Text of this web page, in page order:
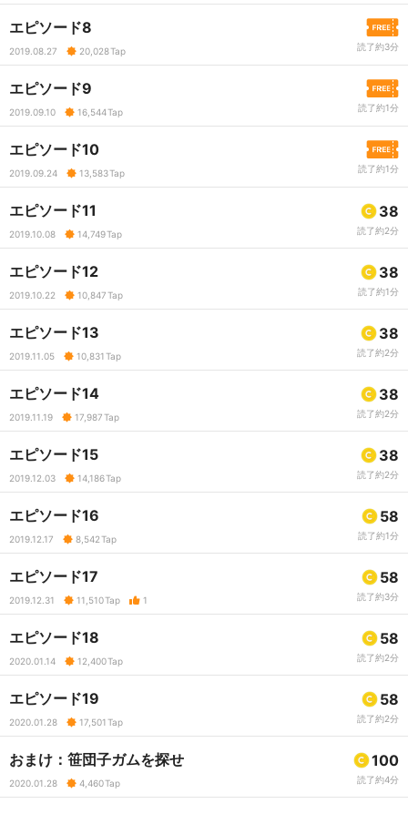
エピソード8
2019.08.27 20,028Tap 読了約3分
エピソード9
2019.09.10 16,544Tap 読了約1分
エピソード10
2019.09.24 13,583Tap 読了約1分
エピソード11
2019.10.08 14,749Tap
38
読了約2分
エピソード12
2019.10.22 10,847Tap
38
読了約1分
エピソード13
2019.11.05 10,831Tap
38
読了約2分
エピソード14
2019.11.19 17,987Tap
38
読了約2分
エピソード15
2019.12.03 14,186Tap
38
読了約2分
エピソード16
2019.12.17 8,542Tap
58
読了約1分
エピソード17
2019.12.31 11,510Tap 1
58
読了約3分
エピソード18
2020.01.14 12,400Tap
58
読了約2分
エピソード19
2020.01.28 17,501Tap
58
読了約2分
おまけ：笹団子ガムを探せ
2020.01.28 4,460Tap
100
読了約4分